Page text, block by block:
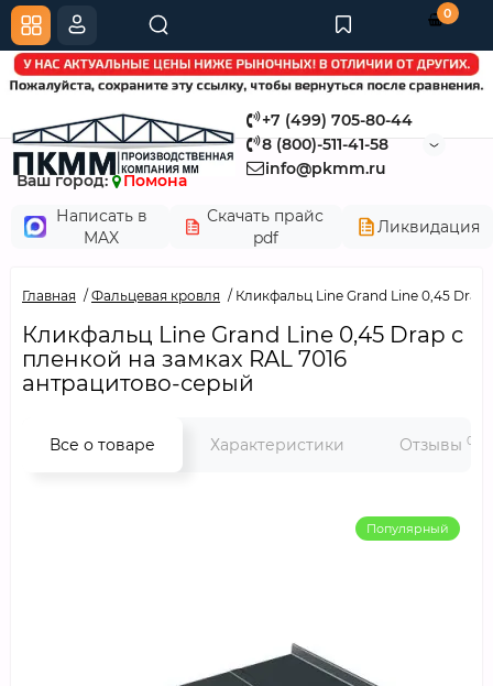
+7 (499) 705-80-44
8 (800)-511-41-58
info@pkmm.ru
Ваш город:
Помона
Написать в
MAX
Скачать прайс
pdf
Ликвидация
0
Главная Фальцевая кровля Кликфальц Line Grand Line 0,45 Drap
Кликфальц Line Grand Line 0,45 Drap с
пленкой на замках RAL 7016
антрацитово-серый
Все о товаре Характеристики Отзывы 0
Популярный